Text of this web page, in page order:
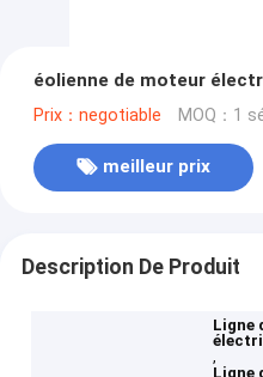
éolienne de moteur
Prix：negotiable MOQ：1
meilleur prix
Description De Produit
Ligne
,
Ligne